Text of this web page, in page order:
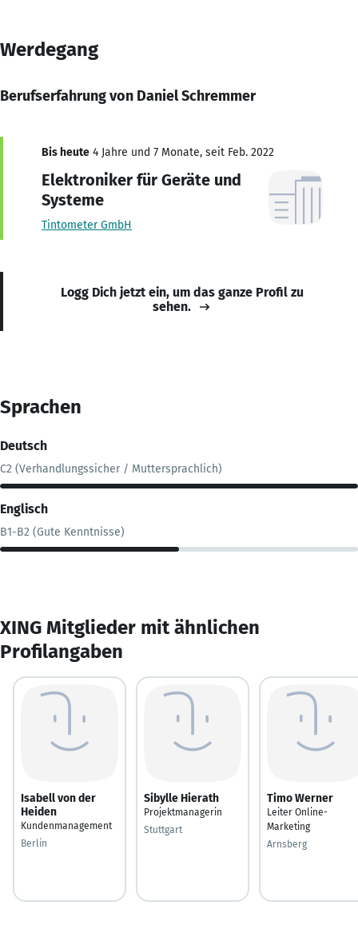
Werdegang
Berufserfahrung von Daniel Schremmer
Bis heute 4 Jahre und 7 Monate, seit Feb. 2022
Elektroniker für Geräte und
Systeme
Tintometer GmbH
Logg Dich jetzt ein, um das ganze Profil zu
sehen.
Sprachen
Deutsch
C2 (Verhandlungssicher / Muttersprachlich)
Englisch
B1-B2 (Gute Kenntnisse)
XING Mitglieder mit ähnlichen
Profilangaben
Isabell von der
Heiden
Kundenmanagement
Berlin
Sibylle Hierath
Projektmanagerin
Stuttgart
Timo Werner
Leiter Online-
Marketing
Arnsberg